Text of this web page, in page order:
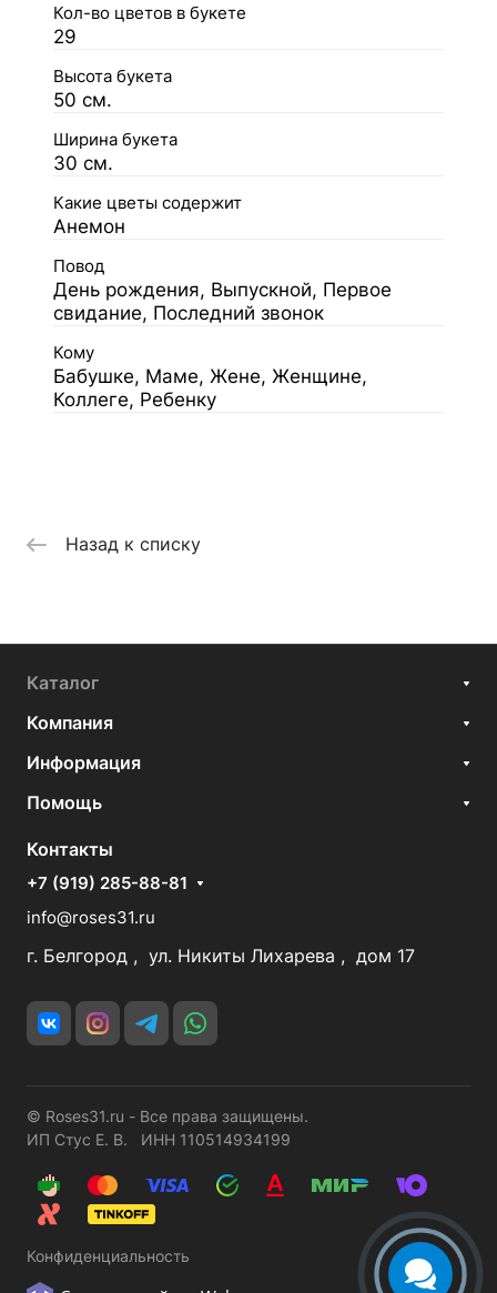
Кол-во цветов в букете
29
Высота букета
50 см.
Ширина букета
30 см.
Какие цветы содержит
Анемон
Повод
День рождения, Выпускной, Первое
свидание, Последний звонок
Кому
Бабушке, Маме, Жене, Женщине,
Коллеге, Ребенку
Назад к списку
Каталог
Компания
Информация
Помощь
Контакты
+7 (919) 285-88-81
info@roses31.ru
г. Белгород , ул. Никиты Лихарева , дом 17
© Roses31.ru - Все права защищены.
ИП Стус Е. В. ИНН 110514934199
Конфиденциальность